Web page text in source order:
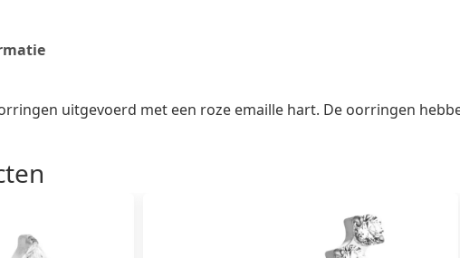
uitgevoerd met een roze emaille hart. De oorringen